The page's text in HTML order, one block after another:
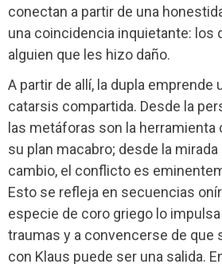
conectan a partir de una
una coincidencia inquietante: los
alguien que les hizo daño.
A partir de allí, la dupla emprende
catarsis compartida. Desde la
las metáforas son la
su plan macabro; desde la mirada
cambio, el conflicto es
Esto se refleja en secuencias
especie de coro griego lo
traumas y a convencerse de que
con Klaus puede ser una salida.